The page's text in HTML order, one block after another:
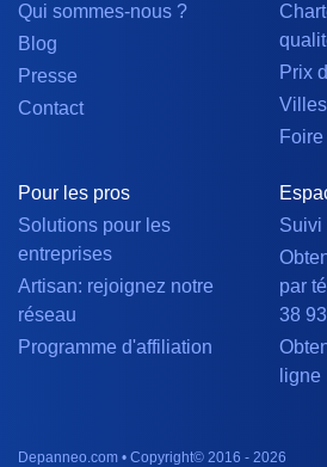
Qui sommes-nous ?
Blog
Presse
Contact
Prix
Pour les pros
Solutions pour les
entreprises
Artisan: rejoignez notre
réseau
Programme d'affiliation
Suivi
par
38 93
ligne
Depanneo.com • Copyright© 2016 - 2026